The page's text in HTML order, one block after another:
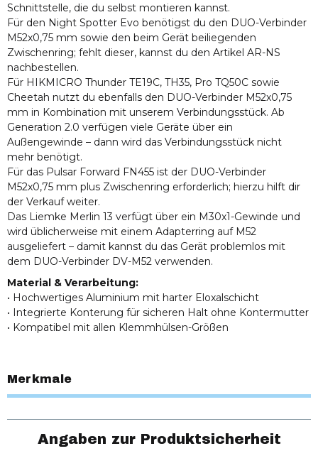
Schnittstelle, die du selbst montieren kannst.
Für den Night Spotter Evo benötigst du den DUO-Verbinder
M52x0,75 mm sowie den beim Gerät beiliegenden
Zwischenring; fehlt dieser, kannst du den Artikel AR-NS
nachbestellen.
Für HIKMICRO Thunder TE19C, TH35, Pro TQ50C sowie
Cheetah nutzt du ebenfalls den DUO-Verbinder M52x0,75
mm in Kombination mit unserem Verbindungsstück. Ab
Generation 2.0 verfügen viele Geräte über ein
Außengewinde – dann wird das Verbindungsstück nicht
mehr benötigt.
Für das Pulsar Forward FN455 ist der DUO-Verbinder
M52x0,75 mm plus Zwischenring erforderlich; hierzu hilft dir
der Verkauf weiter.
Das Liemke Merlin 13 verfügt über ein M30x1-Gewinde und
wird üblicherweise mit einem Adapterring auf M52
ausgeliefert – damit kannst du das Gerät problemlos mit
dem DUO-Verbinder DV-M52 verwenden.
Material & Verarbeitung:
• Hochwertiges Aluminium mit harter Eloxalschicht
• Integrierte Konterung für sicheren Halt ohne Kontermutter
• Kompatibel mit allen Klemmhülsen-Größen
Merkmale
Angaben zur Produktsicherheit